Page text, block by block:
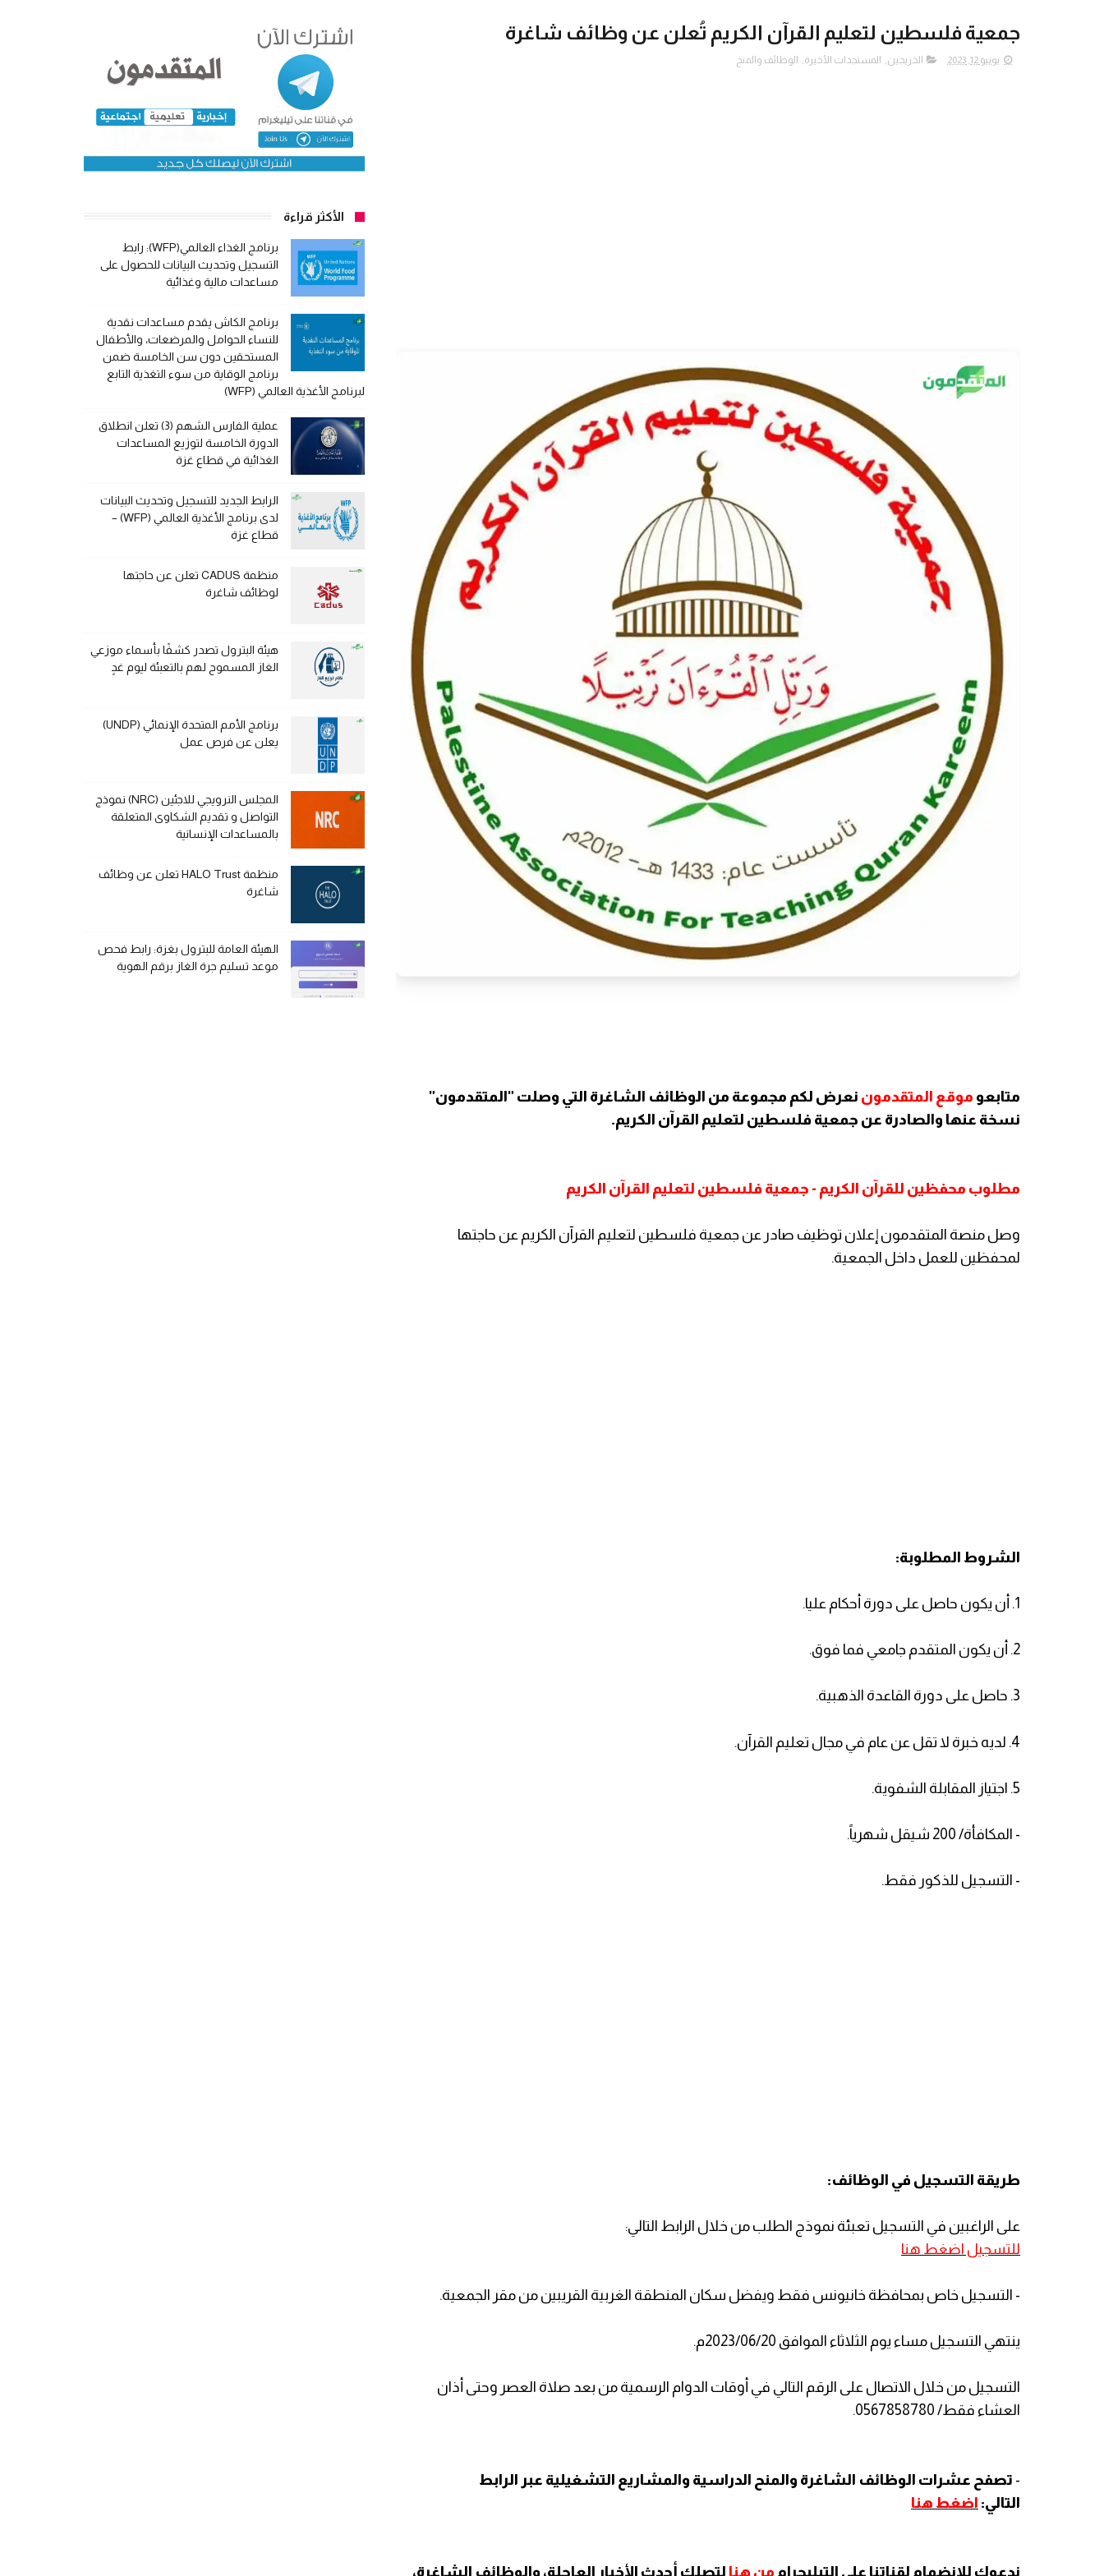
جمعية فلسطين لتعليم القرآن الكريم تُعلن عن وظائف شاغرة
يونيو 12, 2023 الخريجين, المستجدات الأخيرة, الوظائف والمنح
متابعو موقع المتقدمون نعرض لكم مجموعة من الوظائف الشاغرة التي وصلت "المتقدمون"
نسخة عنها والصادرة عن جمعية فلسطين لتعليم القرآن الكريم.
مطلوب محفظين للقرآن الكريم - جمعية فلسطين لتعليم القرآن الكريم
وصل منصة المتقدمون إعلان توظيف صادر عن جمعية فلسطين لتعليم القرآن الكريم عن حاجتها
لمحفظين للعمل داخل الجمعية.
الشروط المطلوبة:
1. أن يكون حاصل على دورة أحكام عليا.
2. أن يكون المتقدم جامعي فما فوق.
3. حاصل على دورة القاعدة الذهبية.
4. لديه خبرة لا تقل عن عام في مجال تعليم القرآن.
5. اجتياز المقابلة الشفوية.
- المكافأة/ 200 شيقل شهرياً.
- التسجيل للذكور فقط.
طريقة التسجيل في الوظائف:
على الراغبين في التسجيل تعبئة نموذج الطلب من خلال الرابط التالي:
للتسجيل اضغط هنا
- التسجيل خاص بمحافظة خانيونس فقط ويفضل سكان المنطقة الغربية القريبين من مقر الجمعية.
ينتهي التسجيل مساء يوم الثلاثاء الموافق 2023/06/20م.
التسجيل من خلال الاتصال على الرقم التالي في أوقات الدوام الرسمية من بعد صلاة العصر وحتى أذان
العشاء فقط/ 0567858780.
- تصفح عشرات الوظائف الشاغرة والمنح الدراسية والمشاريع التشغيلية عبر الرابط
التالي: اضغط هنا
ندعوك للانضمام لقناتنا على التيليجرام من هنا لتصلك أحدث الأخبار العاجلة، والوظائف الشاغرة،
الأكثر قراءة
برنامج الغذاء العالمي(WFP): رابط
التسجيل وتحديث البيانات للحصول على
مساعدات مالية وغذائية
برنامج الكاش يقدم مساعدات نقدية
للنساء الحوامل والمرضعات، والأطفال
المستحقين دون سن الخامسة ضمن
برنامج الوقاية من سوء التغذية التابع
لبرنامج الأغذية العالمي (WFP)
عملية الفارس الشهم (3) تعلن انطلاق
الدورة الخامسة لتوزيع المساعدات
الغذائية في قطاع غزة
الرابط الجديد للتسجيل وتحديث البيانات
لدى برنامج الأغذية العالمي (WFP) –
قطاع غزة
منظمة CADUS تعلن عن حاجتها
لوظائف شاغرة
هيئة البترول تصدر كشفًا بأسماء موزعي
الغاز المسموح لهم بالتعبئة ليوم غدٍ
برنامج الأمم المتحدة الإنمائي (UNDP)
يعلن عن فرص عمل
المجلس النرويجي للاجئين (NRC) نموذج
التواصل و تقديم الشكاوى المتعلقة
بالمساعدات الإنسانية
منظمة HALO Trust تعلن عن وظائف
شاغرة
الهيئة العامة للبترول بغزة: رابط فحص
موعد تسليم جرة الغاز برقم الهوية